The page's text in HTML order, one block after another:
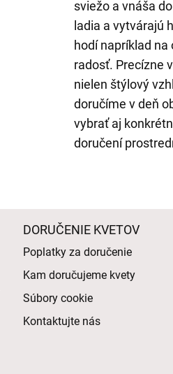
sviežo a vnáša
ladia a vytvárajú
hodí napríklad na
radosť. Precízne
nielen štýlový
doručíme v deň
vybrať aj
doručení
DORUČENIE KVETOV
Poplatky za doručenie
Kam doručujeme kvety
Súbory cookie
Kontaktujte nás